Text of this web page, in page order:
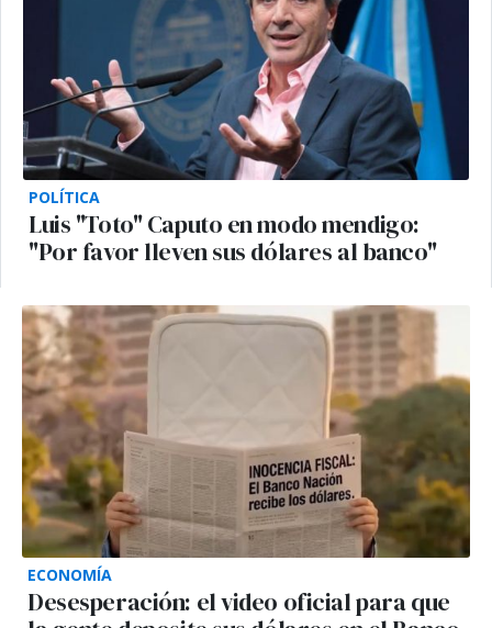
POLÍTICA
Luis "Toto" Caputo en modo mendigo:
"Por favor lleven sus dólares al banco"
ECONOMÍA
Desesperación: el video oficial para que